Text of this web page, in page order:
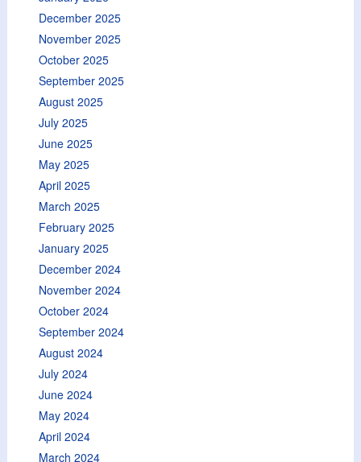
December 2025
November 2025
October 2025
September 2025
August 2025
July 2025
June 2025
May 2025
April 2025
March 2025
February 2025
January 2025
December 2024
November 2024
October 2024
September 2024
August 2024
July 2024
June 2024
May 2024
April 2024
March 2024